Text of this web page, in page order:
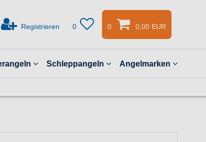
Registrieren 0 0 0,00 EUR
Schleppangeln Angelmarken